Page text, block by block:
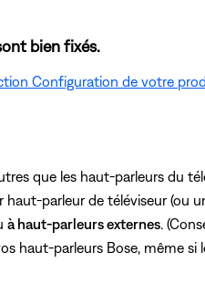
bien fixés.
Configuration de votre
que les haut-parleurs du
parleur de téléviseur (ou
à haut-parleurs externes .
haut-parleurs Bose, même si